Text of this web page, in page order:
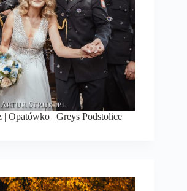
| Opatówko | Greys Podstolice